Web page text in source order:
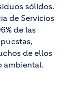
sólidos.
de Servicios
de las
de ellos
ambiental.